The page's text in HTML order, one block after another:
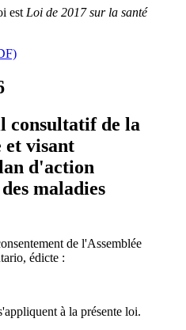
est Loi de 2017 sur la santé
consultatif de la
et visant
d'action
maladies
de l'Assemblée
édicte :
à la présente loi.